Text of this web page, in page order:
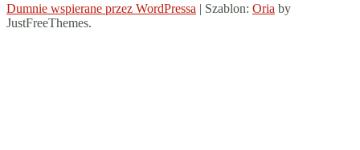
Dumnie wspierane przez WordPressa | Szablon: Oria by
JustFreeThemes.